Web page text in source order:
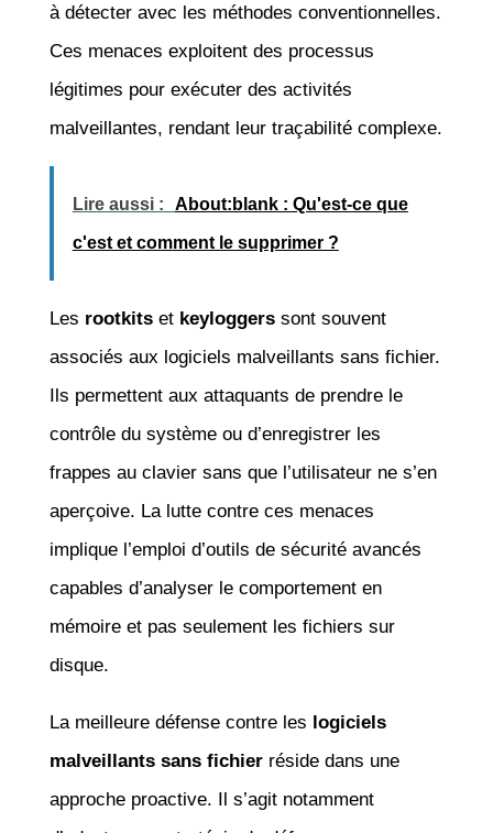
à détecter avec les méthodes conventionnelles.
Ces menaces exploitent des processus
légitimes pour exécuter des activités
malveillantes, rendant leur traçabilité complexe.
Lire aussi : About:blank : Qu'est-ce que
c'est et comment le supprimer ?
Les rootkitset keyloggerssont souvent
associés aux logiciels malveillants sans fichier.
Ils permettent aux attaquants de prendre le
contrôle du système ou d’enregistrer les
frappes au clavier sans que l’utilisateur ne s’en
aperçoive. La lutte contre ces menaces
implique l’emploi d’outils de sécurité avancés
capables d’analyser le comportement en
mémoire et pas seulement les fichiers sur
disque.
La meilleure défense contre les logiciels
malveillants sans fichierréside dans une
approche proactive. Il s’agit notamment